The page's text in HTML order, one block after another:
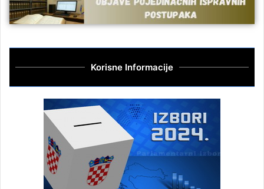
Korisne Informacije